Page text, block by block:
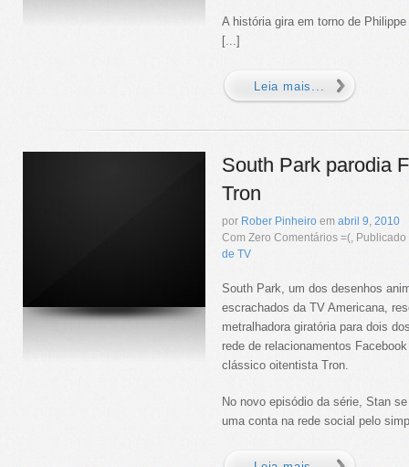
A história gira em torno de
[...]
Leia mais...
South Park parodia
Tron
por Rober Pinheiro em abril 9 2010
Com Zero Comentários =(,
de TV
South Park, um dos desenhos
escrachados da TV Americana,
metralhadora giratória para dois
rede de relacionamentos
clássico oitentista Tron.
No novo episódio da série, Stan
uma conta na rede social pelo